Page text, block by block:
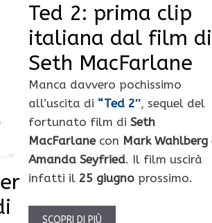
Ted 2: prima clip
italiana dal film di
Seth MacFarlane
Manca davvero pochissimo
all’uscita di “Ted 2″, sequel del
fortunato film di Seth
MacFarlanecon Mark Wahlberg
Amanda Seyfried. Il film uscirà
infatti il 25 giugnoprossimo.
SCOPRI DI PIÙ